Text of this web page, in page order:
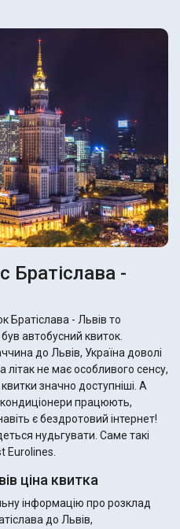
Братіслава -
Братіслава - Львів то
автобусний квиток.
до Львів, Україна доволі
не має особливого сенсу,
значно доступніші. А
працюють,
є бездротовий інтернет!
нудьгувати. Саме такі
Eurolines.
ціна квитка
інформацію про розклад
до Львів,